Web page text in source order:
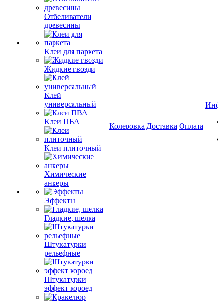
Отбеливатели
древесины
Клеи для паркета
Жидкие гвозди
Клей
универсальный
Клеи ПВА
Клеи плиточный
Химические
анкеры
Эффекты
Гладкие, шелка
Штукатурки
рельефные
Штукатурки
эффект короед
Колеровка Доставка Оплата